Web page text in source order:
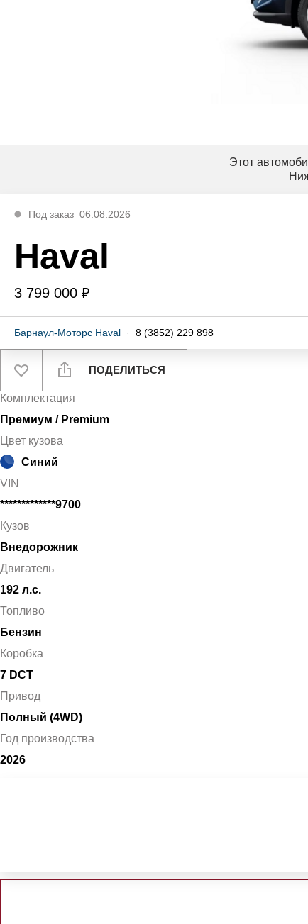
Этот
Под заказ 06.08.2026
Haval
3 799 000 ₽
Барнаул-Моторс Haval · 8 (3852) 229 898
ПОДЕЛИТЬСЯ
Комплектация
Премиум / Premium
Цвет кузова
Синий
VIN
*************9700
Кузов
Внедорожник
Двигатель
192 л.с.
Топливо
Бензин
Коробка
7 DCT
Привод
Полный (4WD)
Год производства
2026